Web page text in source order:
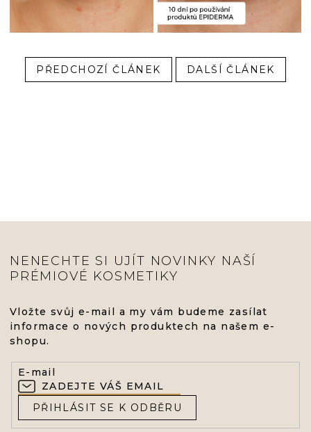
PŘEDCHOZÍ ČLÁNEK DALŠÍ ČLÁNEK
NENECHTE SI UJÍT NOVINKY NAŠÍ
PRÉMIOVÉ KOSMETIKY
Vložte svůj e-mail a my vám budeme zasílat
informace o nových produktech na našem e-
shopu.
E-mail
PŘIHLÁSIT SE K ODBĚRU